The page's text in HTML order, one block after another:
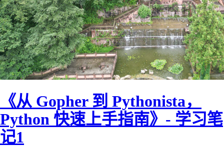
《从 Gopher 到 Pythonista，
Python 快速上手指南》- 学习笔
记1